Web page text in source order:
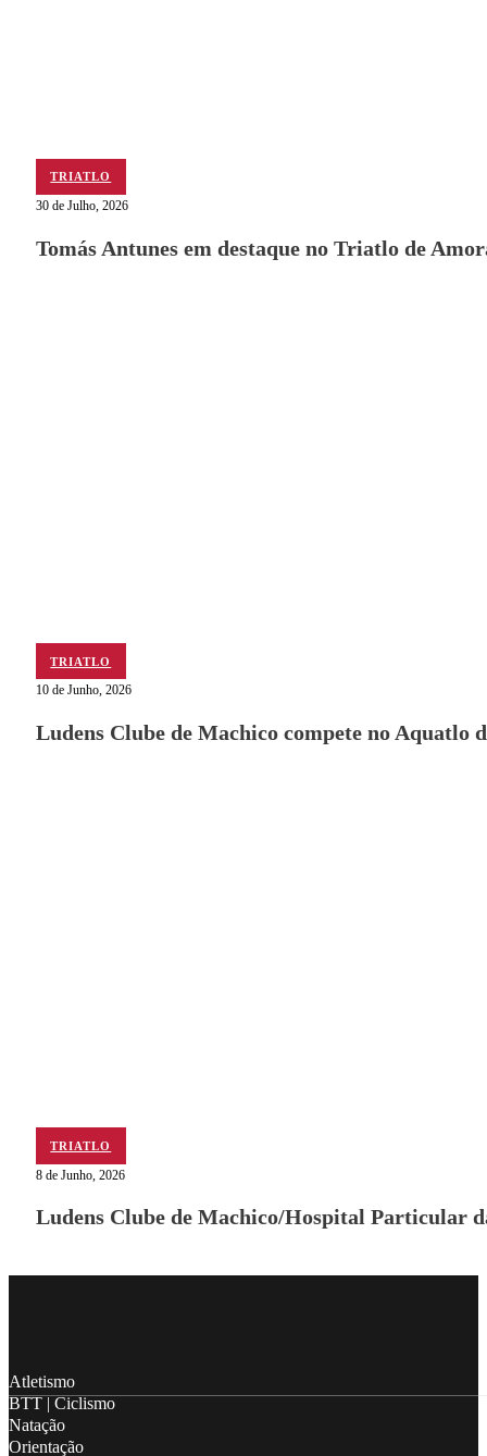
TRIATLO
30 de Julho, 2026
Tomás Antunes em destaque no Triatlo de
TRIATLO
10 de Junho, 2026
Ludens Clube de Machico compete no Aquatlo
TRIATLO
8 de Junho, 2026
Ludens Clube de Machico/Hospital Particular
Atletismo
BTT | Ciclismo
Natação
Orientação